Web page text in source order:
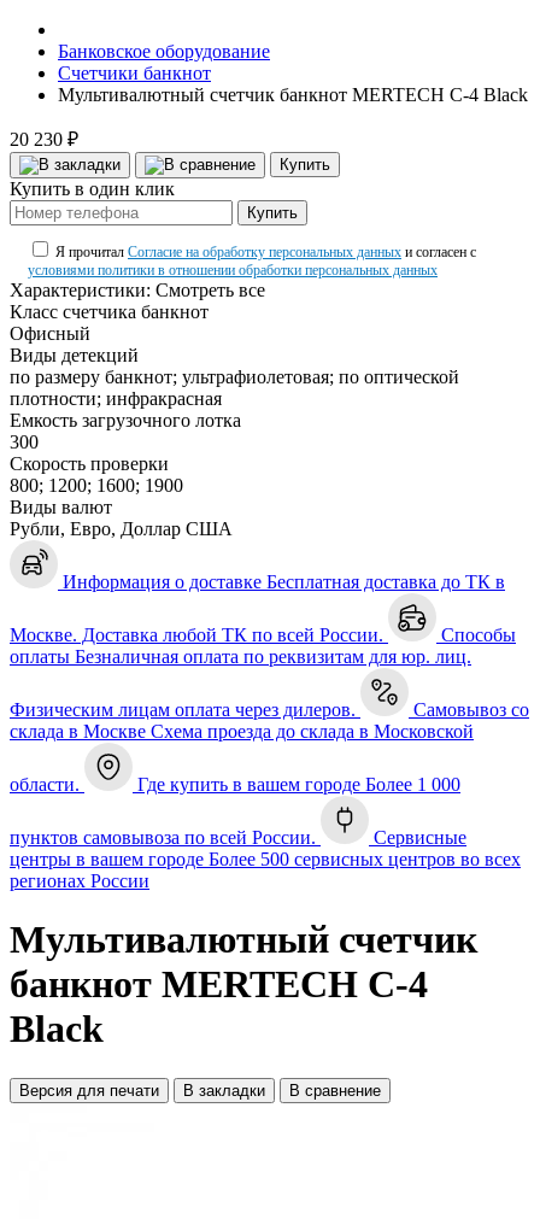
Банковское оборудование
Счетчики банкнот
Мультивалютный счетчик банкнот MERTECH C-4 Black
20 230 ₽
Купить
Купить в один клик
Купить
Я прочитал Согласие на обработку персональных данных и согласен с
условиями политики в отношении обработки персональных данных
Характеристики: Смотреть все
Класс счетчика банкнот
Офисный
Виды детекций
по размеру банкнот; ультрафиолетовая; по оптической
плотности; инфракрасная
Емкость загрузочного лотка
300
Скорость проверки
800; 1200; 1600; 1900
Виды валют
Рубли, Евро, Доллар США
Информация о доставке Бесплатная доставка до ТК в
Москве. Доставка любой ТК по всей России.
Способы
оплаты Безналичная оплата по реквизитам для юр. лиц.
Физическим лицам оплата через дилеров.
Самовывоз со
склада в Москве Схема проезда до склада в Московской
области. Где купить в вашем городе Более 1 000
пунктов самовывоза по всей России.
Сервисные
центры в вашем городе Более 500 сервисных центров во всех
регионах России
Мультивалютный счетчик
банкнот MERTECH C-4
Black
Версия для печати В закладки В сравнение